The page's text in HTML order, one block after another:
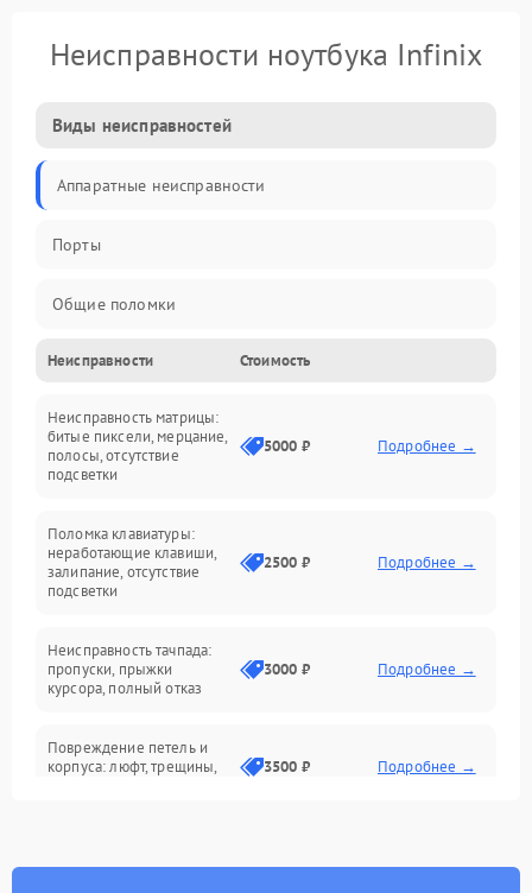
Неисправности ноутбука Infinix
Виды неисправностей
Аппаратные неисправности
Порты
Общие поломки
Устройства
Программные ошибки
Электрические и системные сбои
Интерфейсные проблемы
Батарея
Сеть и интернет
Неисправности Стоимость
Неисправность матрицы:
битые пиксели, мерцание,
полосы, отсутствие
подсветки
5000 ₽ Подробнее →
Поломка клавиатуры:
неработающие клавиши,
залипание, отсутствие
подсветки
2500 ₽ Подробнее →
Неисправность тачпада:
пропуски, прыжки
курсора, полный отказ
3000 ₽ Подробнее →
Повреждение петель и
корпуса: люфт, трещины,
3500 ₽ Подробнее →
быстрая разрядка,
2500 ₽ Подробнее →